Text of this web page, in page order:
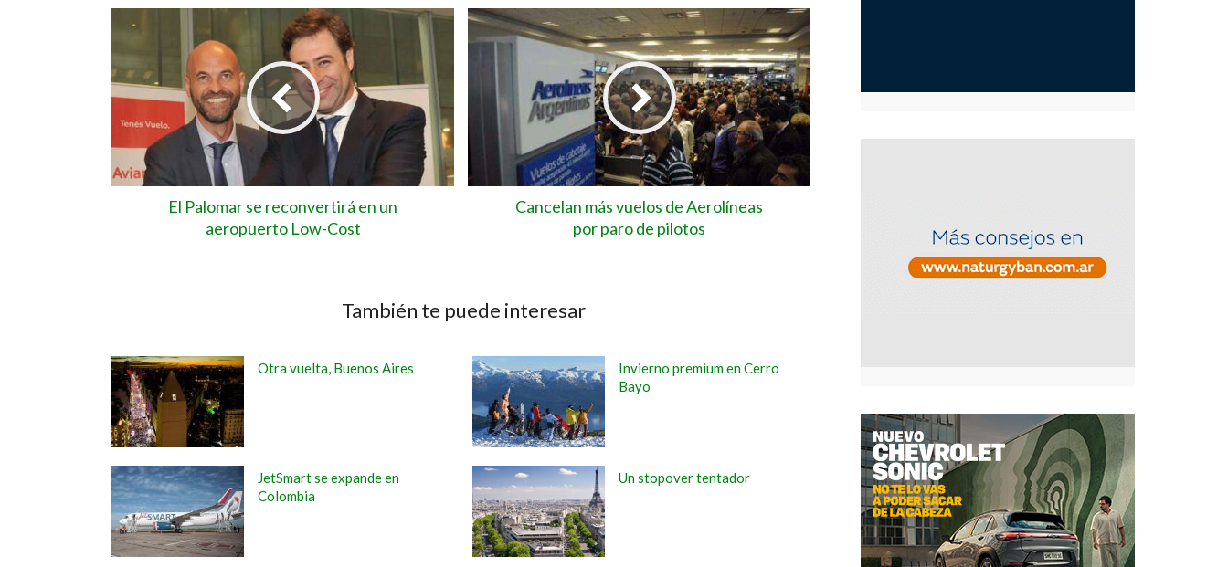
El Palomar se reconvertirá en un
aeropuerto Low-Cost
Cancelan más vuelos de Aerolíneas
por paro de pilotos
También te puede interesar
Otra vuelta, Buenos Aires
Invierno premium en Cerro
Bayo
JetSmart se expande en
Colombia
Un stopover tentador